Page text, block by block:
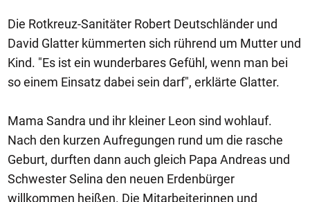
Die Rotkreuz-Sanitäter Robert Deutschländer und
David Glatter kümmerten sich rührend um Mutter und
Kind. "Es ist ein wunderbares Gefühl, wenn man bei
so einem Einsatz dabei sein darf", erklärte Glatter.
Mama Sandra und ihr kleiner Leon sind wohlauf.
Nach den kurzen Aufregungen rund um die rasche
Geburt, durften dann auch gleich Papa Andreas und
Schwester Selina den neuen Erdenbürger
willkommen heißen. Die Mitarbeiterinnen und